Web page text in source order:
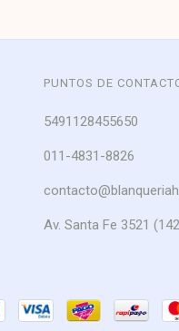
PUNTOS DE
5491128455650
011-4831-8826
Av. Santa Fe 3521